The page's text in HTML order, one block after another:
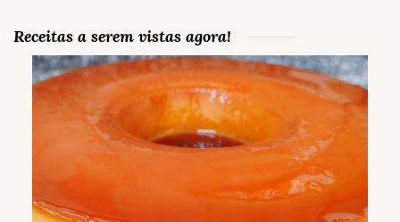
Receitas a serem vistas agora!